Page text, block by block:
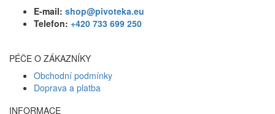
E-mail: shop@pivoteka.eu
Telefon: +420 733 699 250
PÉČE O ZÁKAZNÍKY
Obchodní podmínky
Doprava a platba
INFORMACE